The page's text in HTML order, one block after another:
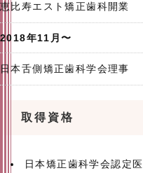
恵比寿エスト矯正歯科開業
2018年11月〜
日本舌側矯正歯科学会理事
取得資格
日本矯正歯科学会認定医